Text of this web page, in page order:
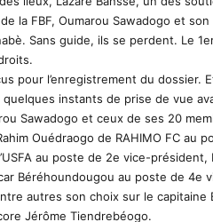
la FBF, Oumarou Sawadogo et
Sans guide, ils se perdent. Le
pour l’enregistrement du dossier.
instants de prise de vue
Sawadogo et ceux de ses 20
Ouédraogo de RAHIMO FC au
au poste de 2e vice-
Béréhoundougou au poste de 4e
autres son choix sur le capitaine
Jérôme Tiendrebéogo.